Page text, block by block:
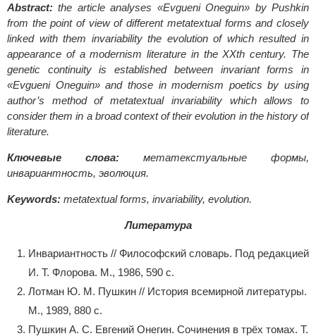
Abstract: the article analyses «Evgueni Oneguin» by Pushkin
from the point of view of different metatextual forms and closely
linked with them invariability the evolution of which resulted in
appearance of a modernism literature in the XXth century. The
genetic continuity is established between invariant forms in
«Evgueni Oneguin» and those in modernism poetics by using
author’s method of metatextual invariability which allows to
consider them in a broad context of their evolution in the history of
literature.
Ключевые слова: метатекстуальные формы,
инвариантность, эволюция.
Keywords: metatextual forms, invariability, evolution.
Литература
Инвариантность // Философский словарь. Под редакцией
И. Т. Флорова. М., 1986, 590 с.
Лотман Ю. М. Пушкин // История всемирной литературы.
М., 1989, 880 с.
Пушкин А. С. Евгений Онегин. Сочинения в трёх томах. Т.